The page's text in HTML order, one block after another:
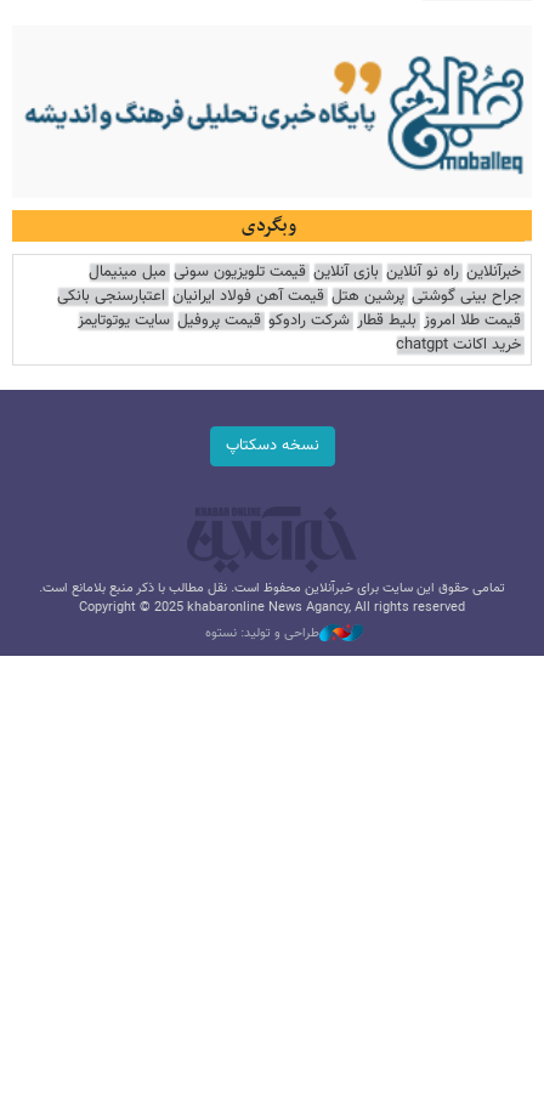
وبگردی
خبرآنلاین راه نو آنلاین بازی آنلاین قیمت تلویزیون سونی مبل مینیمال
جراح بینی گوشتی پرشین هتل قیمت آهن فولاد ایرانیان اعتبارسنجی بانکی
قیمت طلا امروز بلیط قطار شرکت رادوکو قیمت پروفیل سایت یوتوتایمز
خرید اکانت chatgpt
نسخه دسکتاپ
تمامی حقوق این سایت برای خبرآنلاین محفوظ است. نقل مطالب با ذکر منبع بلامانع است.
Copyright © 2025 khabaronline News Agancy, All rights reserved
طراحی و تولید: نستوه